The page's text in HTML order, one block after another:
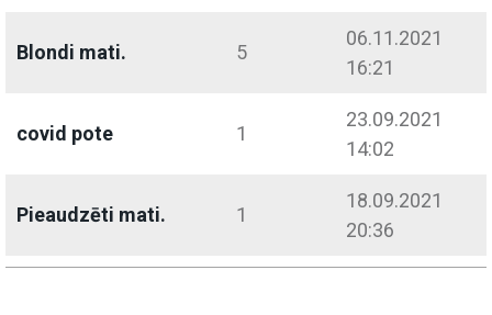
Blondi mati. 5
06.11.2021
16:21
covid pote 1
23.09.2021
14:02
Pieaudzēti mati. 1
18.09.2021
20:36